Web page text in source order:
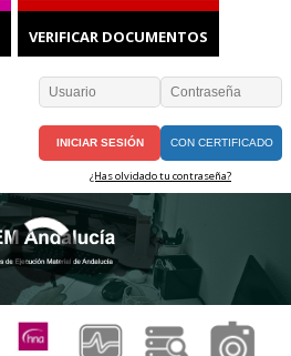
VERIFICAR DOCUMENTOS
CON CERTIFICADO
¿Has olvidado tu contraseña?